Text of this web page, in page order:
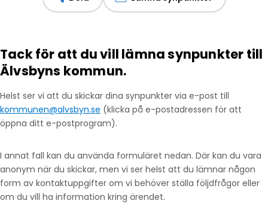
Tack för att du vill lämna synpunkter till
Älvsbyns kommun.
Helst ser vi att du skickar dina synpunkter via e-post till
kommunen@alvsbyn.se (klicka på e-postadressen för att
öppna ditt e-postprogram).
I annat fall kan du använda formuläret nedan. Där kan du vara
anonym när du skickar, men vi ser helst att du lämnar någon
form av kontaktuppgifter om vi behöver ställa följdfrågor eller
om du vill ha information kring ärendet.